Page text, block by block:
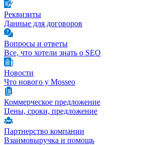
Реквизиты
Данные для договоров
Вопросы и ответы
Все, что хотели знать о SEO
Новости
Что нового у Mosseo
Коммерческое предложение
Цены, сроки, предложение
Партнерство компании
Взаимовыручка и помощь